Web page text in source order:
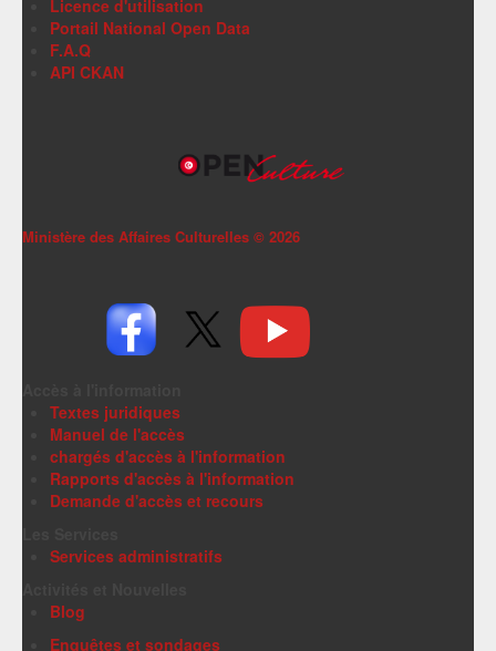
Licence d'utilisation
Portail National Open Data
F.A.Q
API CKAN
Ministère des Affaires Culturelles © 2026
Textes juridiques
Manuel de l'accès
chargés d'accès à l'information
Rapports d'accès à l'information
Demande d'accès et recours
Services administratifs
Blog
Enquêtes et sondages